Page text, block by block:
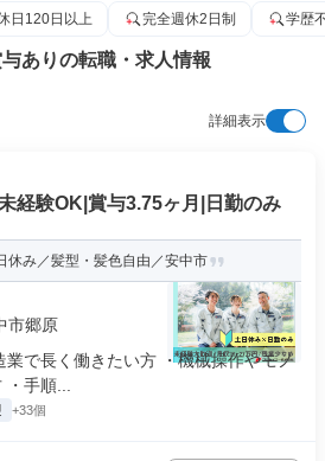
日120日以上 完全週休2日制 学歴
ありの転職・求人情報
詳細表示
経験OK|賞与3.75ヶ月|日勤のみ
休み／髪型・髪色自由／安中市
市郷原
業で長く働きたい方 ・機械操作やモノ
手順...
+33個